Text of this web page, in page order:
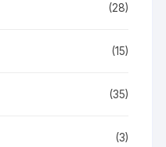
(28)
(15)
(35)
(3)